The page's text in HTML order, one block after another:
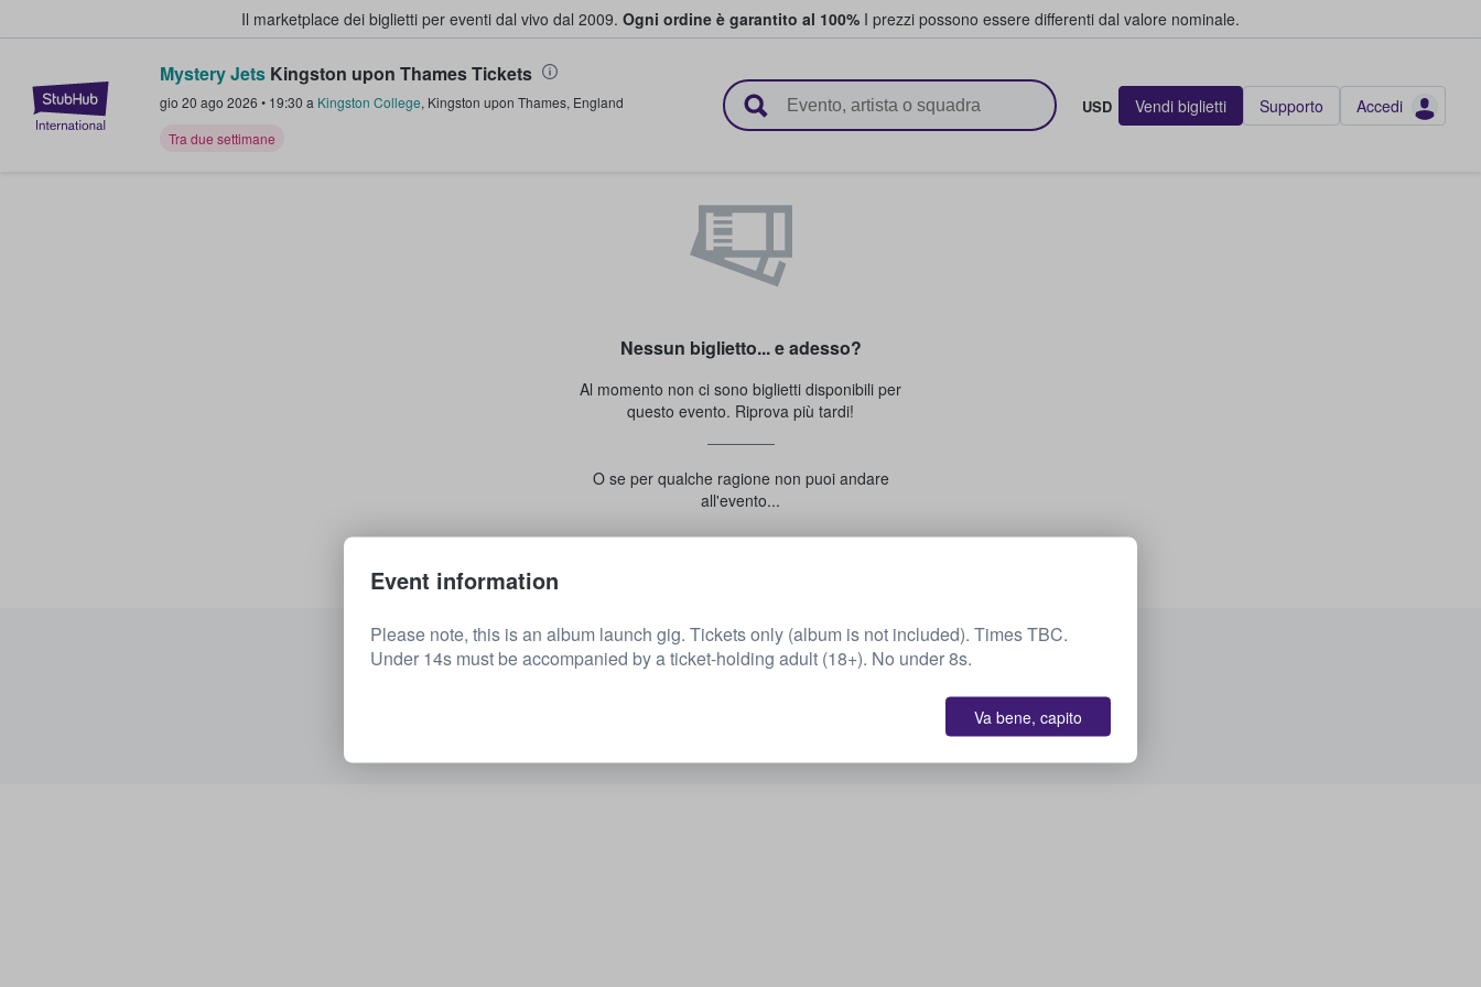
Il marketplace dei biglietti per eventi dal vivo dal 2009. Ogni ordine è garantito al 100% I prezzi possono essere differenti dal valore nominale.
StubHub - Dove i fan comprano e vendono biglietti
Mystery Jets Kingston upon Thames Tickets
gio 20 ago 2026 • 19:30 a Kingston College, Kingston upon Thames, England
Tra due settimane
USD Vendi biglietti Supporto Accedi
Nessun biglietto... e adesso?
Al momento non ci sono biglietti disponibili per
questo evento. Riprova più tardi!
O se per qualche ragione non puoi andare
all'evento...
Vedi i prossimi eventi
Event information
Please note, this is an album launch gig. Tickets only (album is not included). Times TBC.
Under 14s must be accompanied by a ticket-holding adult (18+). No under 8s.
Va bene, capito